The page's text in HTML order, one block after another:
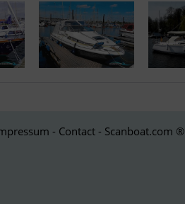
- Contact - Scanboat.com ®